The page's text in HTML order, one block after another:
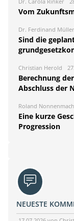
Vom
Dr. Ferdinand Müller
Sind die
Christian Herold
Berechnung
Abschluss der
Roland
Eine kurze
Progression
NEUESTE